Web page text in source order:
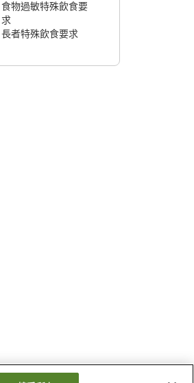
食物過敏特殊飲食要
求
長者特殊飲食要求